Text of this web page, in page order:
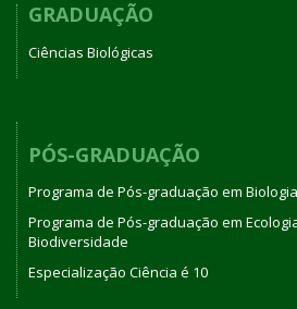
GRADUAÇÃO
Ciências Biológicas
PÓS-GRADUAÇÃO
Programa de Pós-graduação em
Programa de Pós-graduação em
Biodiversidade
Especialização Ciência é 10